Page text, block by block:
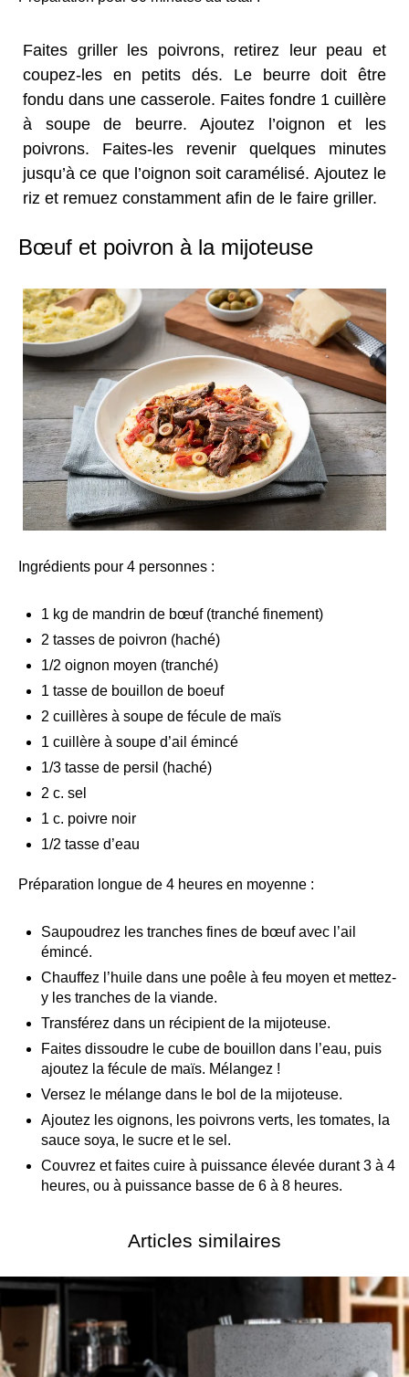
Faites griller les poivrons, retirez leur peau et
coupez-les en petits dés. Le beurre doit être
fondu dans une casserole. Faites fondre 1 cuillère
à soupe de beurre. Ajoutez l’oignon et les
poivrons. Faites-les revenir quelques minutes
jusqu’à ce que l’oignon soit caramélisé. Ajoutez le
riz et remuez constamment afin de le faire griller.
Bœuf et poivron à la mijoteuse
Ingrédients pour 4 personnes :
1 kg de mandrin de bœuf (tranché finement)
2 tasses de poivron (haché)
1/2 oignon moyen (tranché)
1 tasse de bouillon de boeuf
2 cuillères à soupe de fécule de maïs
1 cuillère à soupe d’ail émincé
1/3 tasse de persil (haché)
2 c. sel
1 c. poivre noir
1/2 tasse d’eau
Préparation longue de 4 heures en moyenne :
Saupoudrez les tranches fines de bœuf avec l’ail
émincé.
Chauffez l’huile dans une poêle à feu moyen et mettez-
y les tranches de la viande.
Transférez dans un récipient de la mijoteuse.
Faites dissoudre le cube de bouillon dans l’eau, puis
ajoutez la fécule de maïs. Mélangez !
Versez le mélange dans le bol de la mijoteuse.
Ajoutez les oignons, les poivrons verts, les tomates, la
sauce soya, le sucre et le sel.
Couvrez et faites cuire à puissance élevée durant 3 à 4
heures, ou à puissance basse de 6 à 8 heures.
Articles similaires